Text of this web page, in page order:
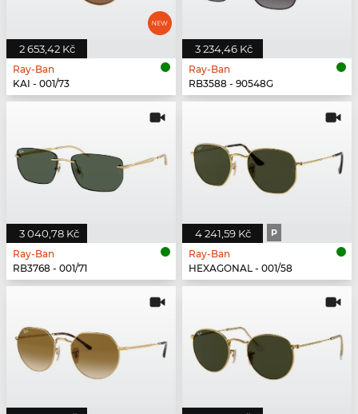
2 653,42 Kč
Ray-Ban
KAI - 001/73
3 234,46 Kč
Ray-Ban
RB3588 - 90548G
3 040,78 Kč
Ray-Ban
RB3768 - 001/71
4 241,59 Kč P
Ray-Ban
HEXAGONAL - 001/58